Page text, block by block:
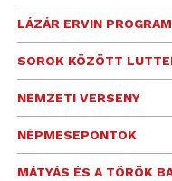
LÁZÁR ERVIN PROGRAM
SOROK KÖZÖTT
NEMZETI VERSENY
NÉPMESEPONTOK
MÁTYÁS ÉS A TÖRÖK